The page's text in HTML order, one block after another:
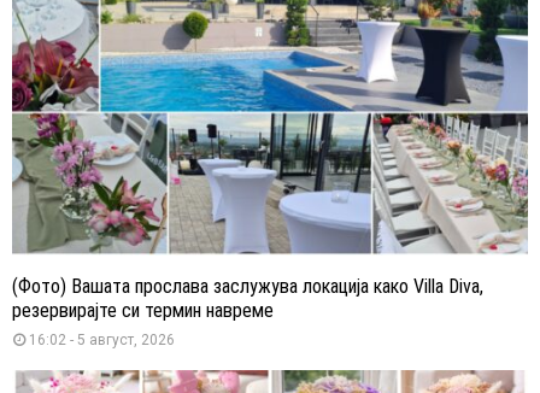
(Фото) Вашата прослава заслужува локација како Villa Diva,
резервирајте си термин навреме
16:02 - 5 август, 2026